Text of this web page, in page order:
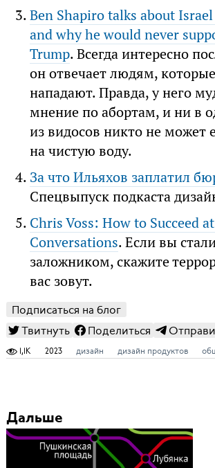
Ben Shapiro talks about
and why he would never
Trump. Всегда интересно
он отвечает людям,
нападают. Правда, у него
мнение по абортам, и ни в
из видосов никто не может
на чистую воду.
За что Ильяхов заплатил
Спецвыпуск подкаста
Chris Voss: How to Succeed
Conversations. Если вы
заложником, скажите
вас зовут.
Подписаться на блог
Твитнуть
Поделиться
1,1K 2023 дизайн дизайн продуктов
Дальше